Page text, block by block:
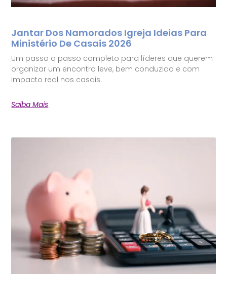
Jantar Dos Namorados Igreja Ideias Para
Ministério De Casais 2026
Um passo a passo completo para líderes que querem
organizar um encontro leve, bem conduzido e com
impacto real nos casais.
Saiba Mais